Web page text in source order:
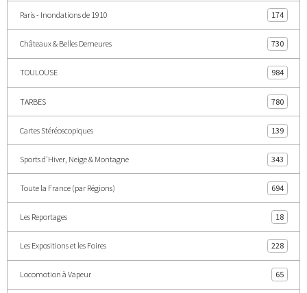
Paris - Inondations de 1910 174
Châteaux & Belles Demeures 730
TOULOUSE 984
TARBES 780
Cartes Stéréoscopiques 139
Sports d'Hiver, Neige & Montagne 343
Toute la France (par Régions) 694
Les Reportages 18
Les Expositions et les Foires 228
Locomotion à Vapeur 65